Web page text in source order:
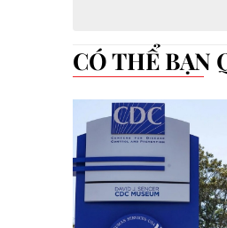
CÓ THỂ BẠN